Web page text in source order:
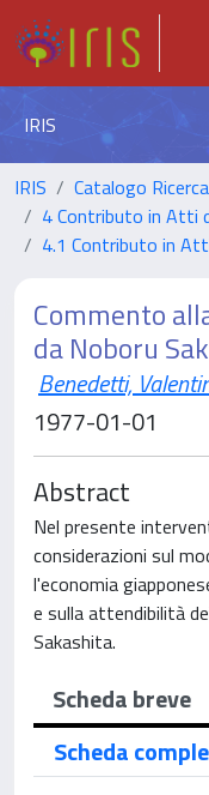
IRIS
IRIS
Catalogo Ricerca
4 Contributo in Atti
4.1 Contributo in
Commento
da Noboru
Benedetti,
1977-01-01
Abstract
Nel presente
considerazioni sul
l'economia
e sulla attendibilità
Sakashita.
Scheda breve
Scheda